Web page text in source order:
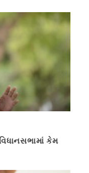
કેમ